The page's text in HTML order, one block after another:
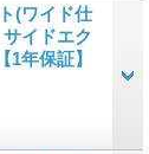
(ワイド仕
イドエク
年保証】